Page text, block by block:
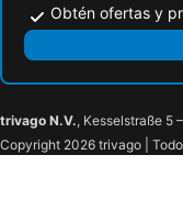
Obtén ofertas y
trivago N.V., Kesselstraße 5
Copyright 2026 trivago |